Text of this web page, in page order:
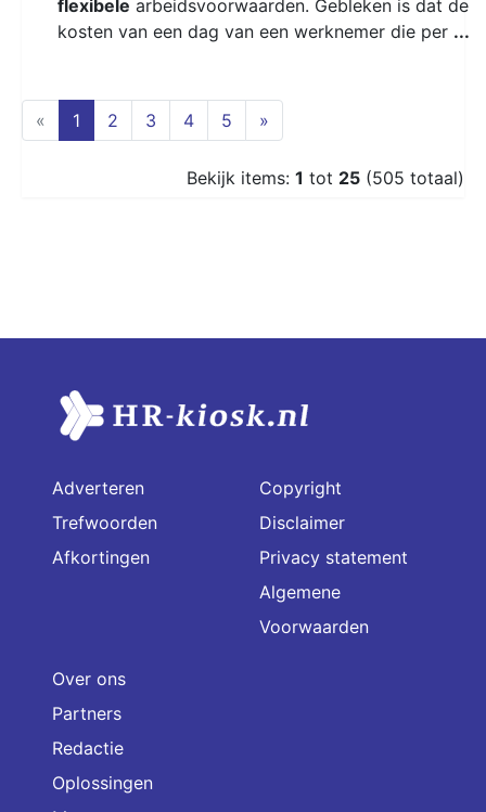
flexibele arbeidsvoorwaarden. Gebleken is dat de
kosten van een dag van een werknemer die per ...
« 1 (current)
2 3 4 5 »
Bekijk items: 1 tot 25 (505 totaal)
Adverteren
Trefwoorden
Afkortingen
Copyright
Disclaimer
Privacy statement
Algemene
Voorwaarden
Over ons
Partners
Redactie
Oplossingen